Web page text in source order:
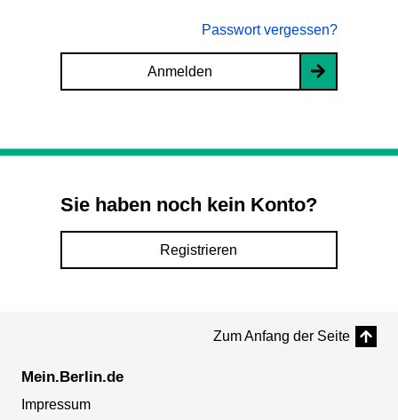
Passwort vergessen?
Anmelden
Sie haben noch kein Konto?
Registrieren
Zum Anfang der Seite
Mein.Berlin.de
Impressum